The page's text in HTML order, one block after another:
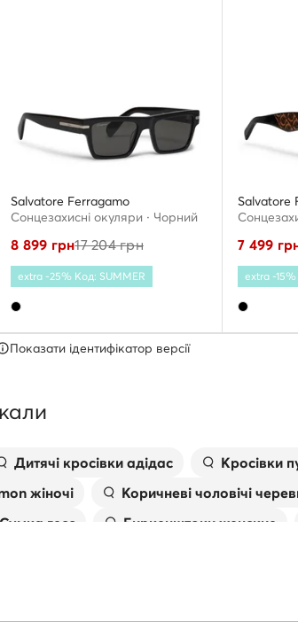
Salvatore Ferragamo
Сонцезахисні окуляри · Чорний
8 899 грн17 204грн
extra -25% Код: SUMMER
Salvatore
7 499
extra -
Показати ідентифікатор версії
Дитячі кросівки адідас Kросівки
жіночі Коричневі чоловічі
Сумка гесс Биркенштоки женские